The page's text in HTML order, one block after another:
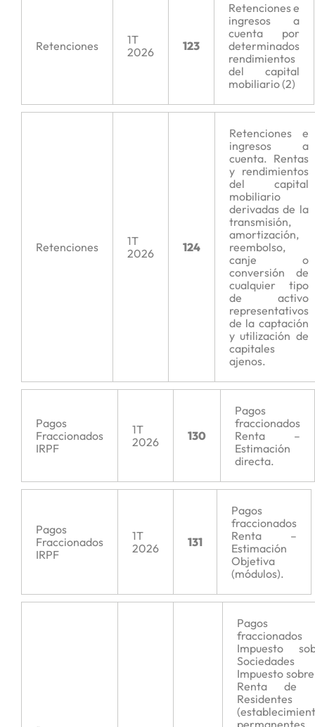
Retenciones
1T
2026
123
Retenciones e
ingresos a
cuenta por
determinados
rendimientos
del capital
mobiliario (2)
Retenciones
1T
2026
124
Retenciones e
ingresos a
cuenta. Rentas
y rendimientos
del capital
mobiliario
derivadas de la
transmisión,
amortización,
reembolso,
canje o
conversión de
cualquier tipo
de activo
representativos
de la captación
y utilización de
capitales
ajenos.
Pagos
Fraccionados
IRPF
1T
2026
130
Pagos
fraccionados
Renta –
Estimación
directa.
Pagos
Fraccionados
IRPF
1T
2026
131
Pagos
fraccionados
Renta –
Estimación
Objetiva
(módulos).
Pagos
fraccionados
Impuesto
Impuesto
Renta de
Residentes